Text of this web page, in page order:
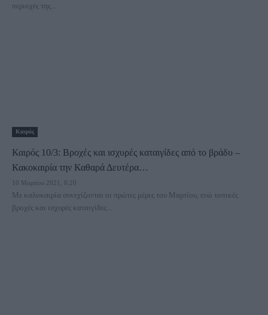
περιοχές της...
Καιρός
Καιρός 10/3: Βροχές και ισχυρές καταιγίδες από το βράδυ –
Κακοκαιρία την Καθαρά Δευτέρα…
10 Μαρτίου 2021, 8:20
Με καλοκαιρία συνεχίζονται οι πρώτες μέρες του Μαρτίου, ενώ τοπικές
βροχές και ισχυρές καταιγίδες...